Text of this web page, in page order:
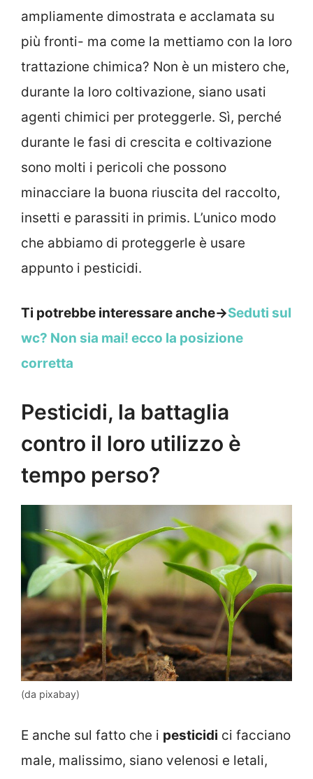
ampliamente dimostrata e acclamata su
più fronti- ma come la mettiamo con la loro
trattazione chimica? Non è un mistero che,
durante la loro coltivazione, siano usati
agenti chimici per proteggerle. Sì, perché
durante le fasi di crescita e coltivazione
sono molti i pericoli che possono
minacciare la buona riuscita del raccolto,
insetti e parassiti in primis. L’unico modo
che abbiamo di proteggerle è usare
appunto i pesticidi.
Ti potrebbe interessare anche->Seduti sul
wc? Non sia mai! ecco la posizione
corretta
Pesticidi, la battaglia
contro il loro utilizzo è
tempo perso?
(da pixabay)
E anche sul fatto che i pesticidi ci facciano
male, malissimo, siano velenosi e letali,